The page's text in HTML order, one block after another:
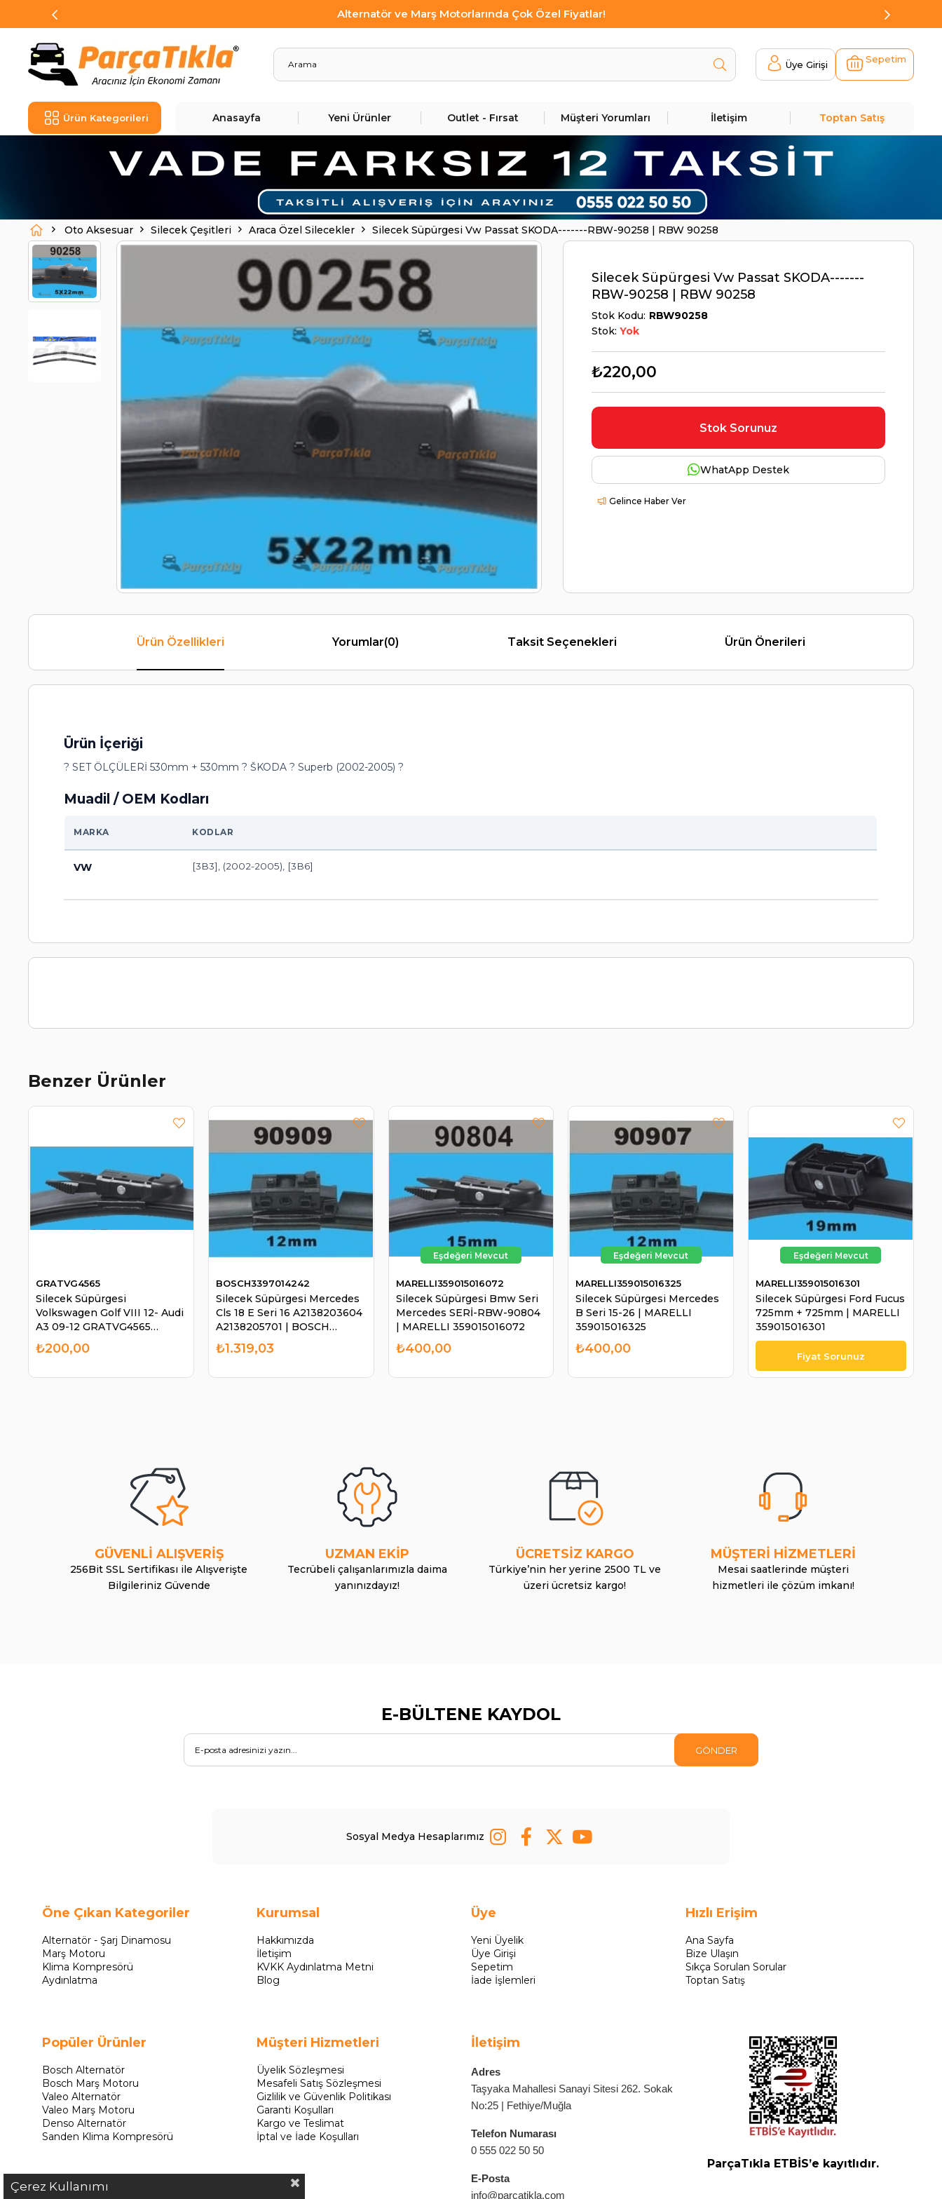
Alternatör ve Marş Motorlarında Çok Özel Fiyatlar!
Üye Girişi Sepetim
Ürün Kategorileri Anasayfa Yeni Ürünler Outlet - Fırsat Müşteri Yorumları İletişim Toptan Satış
Oto Aksesuar Silecek Çeşitleri Araca Özel Silecekler Silecek Süpürgesi Vw Passat SKODA-------RBW-90258 | RBW 90258
Silecek Süpürgesi Vw Passat SKODA-------
RBW-90258 | RBW 90258
Stok Kodu RBW90258
Stok: Yok
₺220,00
Stok Sorunuz
WhatApp Destek
Gelince Haber Ver
Ürün Özellikleri Yorumlar(0) Taksit Seçenekleri Ürün Önerileri
Ürün İçeriği
? SET ÖLÇÜLERİ 530mm + 530mm ? ŠKODA ? Superb (2002-2005) ?
Muadil / OEM Kodları
MARKA KODLAR
VW [3B3], (2002-2005), [3B6]
Benzer Ürünler
Silecek Süpürgesi
Volkswagen Golf VIII 12- Audi
A3 09-12 GRATVG4565
650mm 450mm | GRAT
VG4565
GRATVG4565
₺200,00
Silecek Süpürgesi Mercedes
Cls 18 E Seri 16 A2138203604
A2138205701 | BOSCH
3397014242
BOSCH3397014242
₺1.319,03
Silecek Süpürgesi Bmw Seri
Mercedes SERİ-RBW-90804
| MARELLI 359015016072
MARELLI359015016072
₺400,00
Silecek Süpürgesi Mercedes
B Seri 15-26 | MARELLI
359015016325
MARELLI359015016325
₺400,00
Silecek Süpürgesi Ford Fucus
725mm + 725mm | MARELLI
359015016301
MARELLI359015016301
GÜVENLİ ALIŞVERİŞ
256Bit SSL Sertifikası ile Alışverişte
Bilgileriniz Güvende
UZMAN EKİP
Tecrübeli çalışanlarımızla daima
yanınızdayız!
ÜCRETSİZ KARGO
Türkiye’nin her yerine 2500 TL ve
üzeri ücretsiz kargo!
MÜŞTERİ HİZMETLERİ
Mesai saatlerinde müşteri
hizmetleri ile çözüm imkanı!
E-BÜLTENE KAYDOL
GÖNDER
Sosyal Medya Hesaplarımız
Öne Çıkan Kategoriler
Alternatör - Şarj Dinamosu
Marş Motoru
Klima Kompresörü
Aydınlatma
Popüler Ürünler
Bosch Alternatör
Bosch Marş Motoru
Valeo Alternatör
Valeo Marş Motoru
Denso Alternatör
Sanden Klima Kompresörü
Kurumsal
Hakkımızda
İletişim
KVKK Aydınlatma Metni
Blog
Müşteri Hizmetleri
Üyelik Sözleşmesi
Mesafeli Satış Sözleşmesi
Gizlilik ve Güvenlik Politikası
Garanti Koşulları
Kargo ve Teslimat
İptal ve İade Koşulları
Üye
Yeni Üyelik
Üye Girişi
Sepetim
İade İşlemleri
İletişim
Adres
Taşyaka Mahallesi Sanayi Sitesi 262. Sokak
No:25 | Fethiye/Muğla
Telefon Numarası
0 555 022 50 50
E-Posta
info@parcatikla.com
Hızlı Erişim
Ana Sayfa
Bize Ulaşın
Sıkça Sorulan Sorular
Toptan Satış
ParçaTıkla ETBİS’e kayıtlıdır.
Çerez Kullanımı